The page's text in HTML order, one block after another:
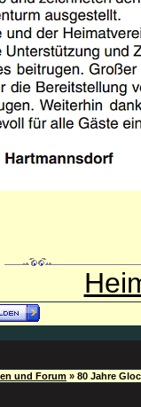
und Forum » 80 Jahre